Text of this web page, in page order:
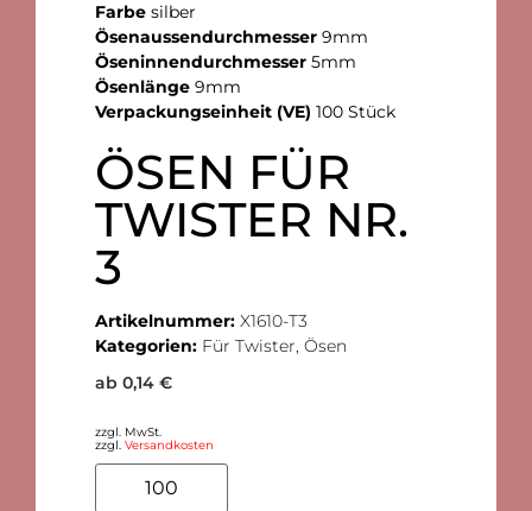
Farbe silber
Ösenaussendurchmesser 9mm
Öseninnendurchmesser 5mm
Ösenlänge 9mm
Verpackungseinheit (VE) 100 Stück
ÖSEN FÜR
TWISTER NR.
3
Artikelnummer: X1610-T3
Kategorien: Für Twister, Ösen
ab 0,14 €
zzgl. MwSt.
zzgl. Versandkosten